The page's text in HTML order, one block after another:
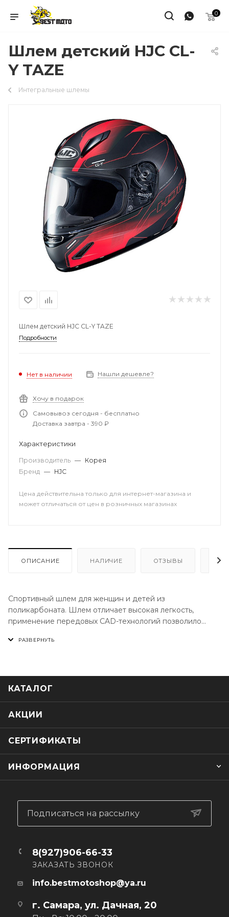
0
Шлем детский HJC CL-
Y TAZE
Интегральные шлемы
Шлем детский HJC CL-Y TAZE
Подробности
Нет в наличии Нашли дешевле?
Хочу в подарок
Самовывоз сегодня - бесплатно
Доставка завтра - 390 ₽
Характеристики
Производитель — Корея
Бренд — HJC
Цена действительна только для интернет-магазина и
может отличаться от цен в розничных магазинах
ОПИСАНИЕ НАЛИЧИЕ ОТЗЫВЫ
Спортивный шлем для женщин и детей из
поликарбоната. Шлем отличает высокая легкость,
применение передовых CAD-технологий позволило
пилота.
КАТАЛОГ
АКЦИИ
СЕРТИФИКАТЫ
ИНФОРМАЦИЯ
г. Самара, ул. Дачная, 20
Подписаться на рассылку
8(927)906-66-33
ЗАКАЗАТЬ ЗВОНОК
info.bestmotoshop@ya.ru